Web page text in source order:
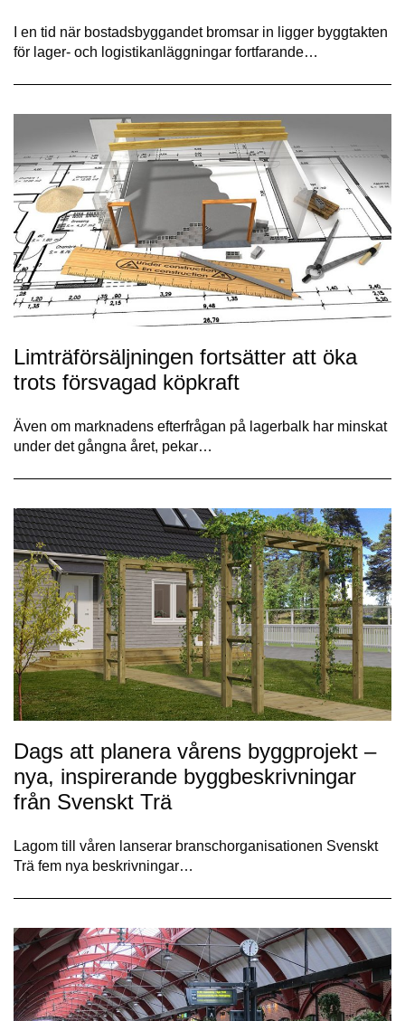
I en tid när bostadsbyggandet bromsar in ligger byggtakten
för lager- och logistikanläggningar fortfarande…
Limträförsäljningen fortsätter att öka
trots försvagad köpkraft
Även om marknadens efterfrågan på lagerbalk har minskat
under det gångna året, pekar…
Dags att planera vårens byggprojekt –
nya, inspirerande byggbeskrivningar
från Svenskt Trä
Lagom till våren lanserar branschorganisationen Svenskt
Trä fem nya beskrivningar…